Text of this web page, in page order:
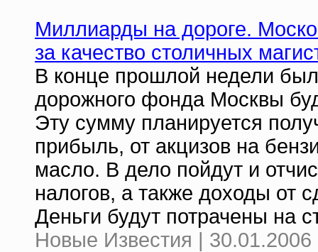
Миллиарды на дороге.
за качество столичных
В конце прошлой недели
дорожного фонда Москвы
Эту сумму планируется
прибыль, от акцизов на
масло. В дело пойдут и
налогов, а также доходы от
Деньги будут потрачены на
Новые Известия | 30.01.2006